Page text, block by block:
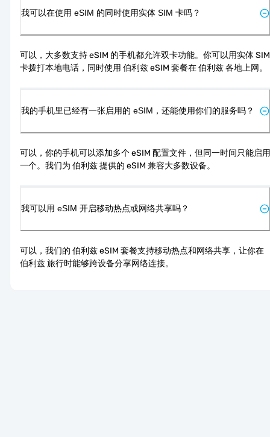
我可以在使用 eSIM 的同时使用实体 SIM 卡吗？
可以，大多数支持 eSIM 的手机都允许双卡功能。你可以用实体 SIM
卡拨打本地电话，同时使用 伯利兹 eSIM 套餐在 伯利兹 各地上网。
我的手机里已经有一张启用的 eSIM，还能使用你们的服务吗？
可以，你的手机可以添加多个 eSIM 配置文件，但同一时间只能启用
一个。我们为 伯利兹 提供的 eSIM 兼容大多数设备。
我可以用 eSIM 开启移动热点或网络共享吗？
可以，我们的 伯利兹 eSIM 套餐支持移动热点和网络共享，让你在
伯利兹 旅行时能够跨设备分享网络连接。